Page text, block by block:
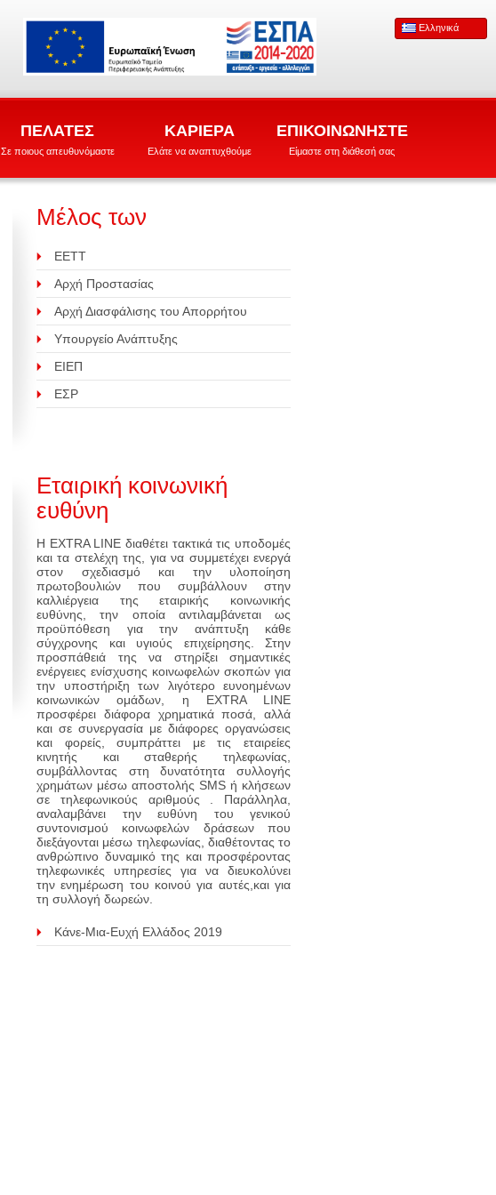
Ελληνικά
ΠΕΛΑΤΕΣ
Σε ποιους απευθυνόμαστε
ΚΑΡΙΕΡΑ
Ελάτε να αναπτυχθούμε
ΕΠΙΚΟΙΝΩΝΗΣΤΕ
Είμαστε στη διάθεσή σας
Μέλος των
ΕΕΤΤ
Αρχή Προστασίας
Αρχή Διασφάλισης του Απορρήτου
Υπουργείο Ανάπτυξης
ΕΙΕΠ
ΕΣΡ
Εταιρική κοινωνική
ευθύνη
Η EXTRA LINE διαθέτει τακτικά τις υποδομές
και τα στελέχη της, για να συμμετέχει ενεργά
στον σχεδιασμό και την υλοποίηση
πρωτοβουλιών που συμβάλλουν στην
καλλιέργεια της εταιρικής κοινωνικής
ευθύνης, την οποία αντιλαμβάνεται ως
προϋπόθεση για την ανάπτυξη κάθε
σύγχρονης και υγιούς επιχείρησης. Στην
προσπάθειά της να στηρίξει σημαντικές
ενέργειες ενίσχυσης κοινωφελών σκοπών για
την υποστήριξη των λιγότερο ευνοημένων
κοινωνικών ομάδων, η EXTRA LINE
προσφέρει διάφορα χρηματικά ποσά, αλλά
και σε συνεργασία με διάφορες οργανώσεις
και φορείς, συμπράττει με τις εταιρείες
κινητής και σταθερής τηλεφωνίας,
συμβάλλοντας στη δυνατότητα συλλογής
χρημάτων μέσω αποστολής SMS ή κλήσεων
σε τηλεφωνικούς αριθμούς . Παράλληλα,
αναλαμβάνει την ευθύνη του γενικού
συντονισμού κοινωφελών δράσεων που
διεξάγονται μέσω τηλεφωνίας, διαθέτοντας το
ανθρώπινο δυναμικό της και προσφέροντας
τηλεφωνικές υπηρεσίες για να διευκολύνει
την ενημέρωση του κοινού για αυτές,και για
τη συλλογή δωρεών.
Κάνε-Μια-Ευχή Ελλάδος 2019